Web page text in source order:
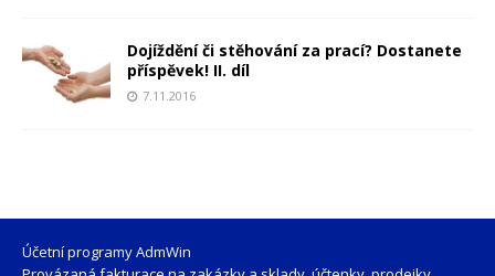
Dojíždění či stěhování za prací? Dostanete
příspěvek! II. díl
7.11.2016
Účetní programy AdmWin